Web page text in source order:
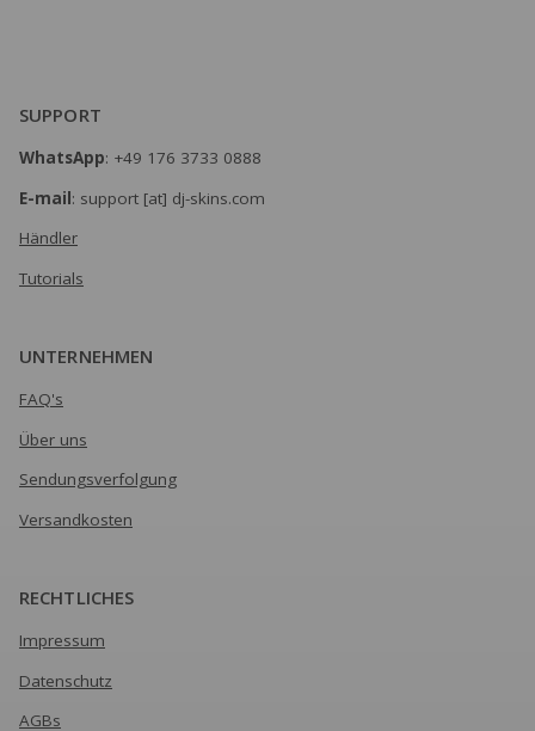
SUPPORT
WhatsApp: +49 176 3733 0888
E-mail: support [at] dj-skins.com
Händler
Tutorials
UNTERNEHMEN
FAQ's
Über uns
Sendungsverfolgung
Versandkosten
RECHTLICHES
Impressum
Datenschutz
AGBs